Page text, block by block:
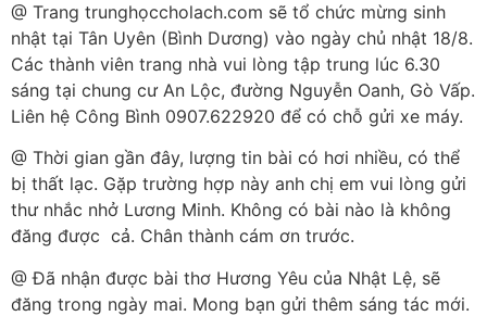
@ Trang trunghọccholach.com sẽ tổ chức mừng sinh
nhật tại Tân Uyên (Bình Dương) vào ngày chủ nhật 18/8.
Các thành viên trang nhà vui lòng tập trung lúc 6.30
sáng tại chung cư An Lộc, đường Nguyễn Oanh, Gò Vấp.
Liên hệ Công Bình 0907.622920 để có chỗ gửi xe máy.
@ Thời gian gần đây, lượng tin bài có hơi nhiều, có thể
bị thất lạc. Gặp trường hợp này anh chị em vui lòng gửi
thư nhắc nhở Lương Minh. Không có bài nào là không
đăng được cả. Chân thành cám ơn trước.
@ Đã nhận được bài thơ Hương Yêu của Nhật Lệ, sẽ
đăng trong ngày mai. Mong bạn gửi thêm sáng tác mới.